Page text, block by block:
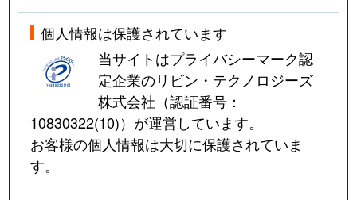
個人情報は保護されています
当サイトはプライバシーマーク認
定企業のリビン・テクノロジーズ
株式会社（認証番号：
10830322(10)）が運営しています。
お客様の個人情報は大切に保護されていま
す。